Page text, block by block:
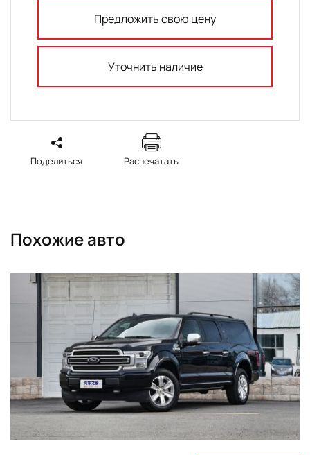
Предложить свою цену
Уточнить наличие
Поделиться Распечатать
Похожие авто